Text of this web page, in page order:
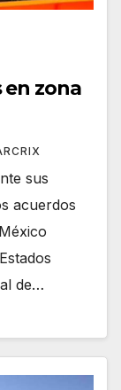
zona
sus
acuerdos
de…